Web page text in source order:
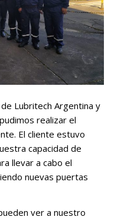
Lubritech Argentina y
realizar el
El cliente estuvo
capacidad de
llevar a cabo el
nuevas puertas
ver a nuestro